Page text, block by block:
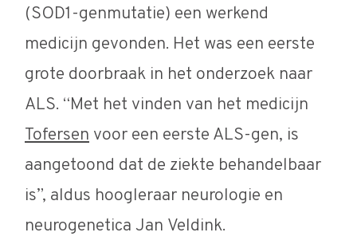
(SOD1-genmutatie) een werkend
medicijn gevonden. Het was een eerste
grote doorbraak in het onderzoek naar
ALS. “Met het vinden van het medicijn
Tofersen voor een eerste ALS-gen, is
aangetoond dat de ziekte behandelbaar
is”, aldus hoogleraar neurologie en
neurogenetica Jan Veldink.